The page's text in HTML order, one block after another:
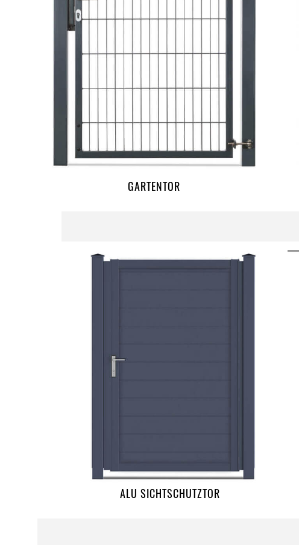
GARTENTOR
ALU SICHTSCHUTZTOR